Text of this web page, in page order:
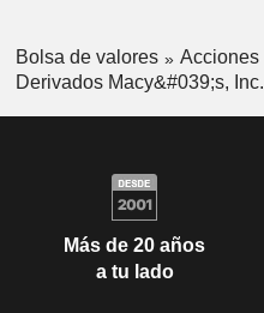
Bolsa de valores Acciones
Derivados Macy&#039;s, Inc.
Más de 20 años
a tu lado